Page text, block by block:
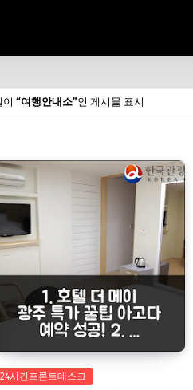
이 여행안내소 인 게시물 표시
24시간프론트데스크